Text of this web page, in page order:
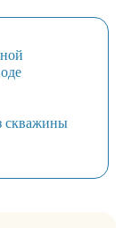
скважины